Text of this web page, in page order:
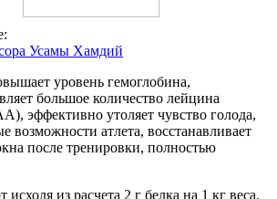
Усамы Хамдий
уровень гемоглобина,
большое количество лейцина
эффективно утоляет чувство голода,
возможности атлета, восстанавливает
после тренировки, полностью
из расчета 2 г белка на 1 кг веса.